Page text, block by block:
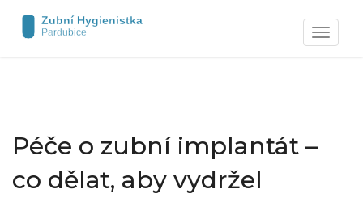
Zobrazit
navigaci
Péče o zubní implantát –
co dělat, aby vydržel